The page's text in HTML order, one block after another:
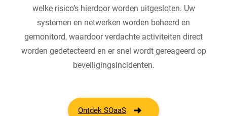
welke risico’s hierdoor worden uitgesloten. Uw
systemen en netwerken worden beheerd en
gemonitord, waardoor verdachte activiteiten direct
worden gedetecteerd en er snel wordt gereageerd op
beveiligingsincidenten.
Ontdek SOaaS